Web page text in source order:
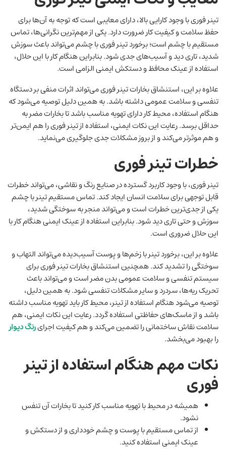
تینر فوری با وجود کارایی بالا، دارای معایبی است که توجه به آن‌ها برای
حفظ سلامت و کیفیت کار ضرورت دارد. یکی از مهم‌ترین نگرانی‌ها، تماس
مستقیم با چشم است؛ برخورد تینر فوری با چشم می‌تواند باعث سوزش
شدید، تاری دید و آسیب‌های جدی شود. بنابراین هنگام کار با این حلال،
استفاده از عینک محافظ و دستکش ایمنی الزامی است.
علاوه بر این، استنشاق بخارات تینر فوری می‌تواند اثرات منفی بر دستگاه
تنفسی و سلامت عمومی داشته باشد. به همین دلیل توصیه می‌شود که
هنگام استفاده، محیط کار دارای تهویه مناسب باشد تا بخارات مضر به
حداقل برسد. رعایت این نکات ایمنی، استفاده از تینر فوری را هم ایمن‌تر
و هم موثرتر می‌کند و از بروز مشکلات جدی جلوگیری می‌نماید.
خطرات تینر فوری
تینر فوری، با وجود کاربرد گسترده در صنایع رنگ و نقاشی، می‌تواند خطرات
قابل توجهی برای سلامت انسان ایجاد کند. تماس مستقیم تینر با چشم
یکی از جدی‌ترین خطرات است و می‌تواند منجر به سوختگی شدید،
سوزش و حتی تاری دید شود. بنابراین استفاده از عینک ایمنی هنگام کار با
این حلال ضروری است.
علاوه بر این، برخورد تینر با زخم‌ها و پوست آسیب‌دیده می‌تواند التهاب و
سوختگی را تشدید کند. همچنین استنشاق بخارات تینر فوری برای
سیستم تنفسی و سلامت عمومی بدن مضر است و می‌تواند باعث
تحریک ریه‌ها، سردرد و سایر مشکلات تنفسی شود. به همین دلیل،
توصیه می‌شود هنگام استفاده از تینر، محیط کار باید تهویه مناسب داشته
باشد و از ماسک‌های حفاظتی استفاده گردد. رعایت این نکات ایمنی، هم
سلامت نقاش ساختمانی را تضمین می‌کند و هم کیفیت اجرایرنگ دیوار
را بهبود می‌بخشد.
نکات مهم هنگام استفاده از تینر
فوری
همیشه در محیط با تهویه مناسب کار کنید تا بخارات آن تنفس
نشود.
از تماس مستقیم با پوست و چشم خودداری و از دستکش و
عینک ایمنی استفاده کنید.